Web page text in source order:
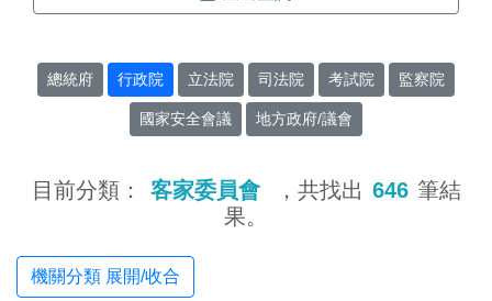
總統府 行政院 立法院 司法院 考試院 監察院
國家安全會議 地方政府/議會
目前分類： 客家委員會 ，共找出 646 筆結
果。
機關分類 展開/收合